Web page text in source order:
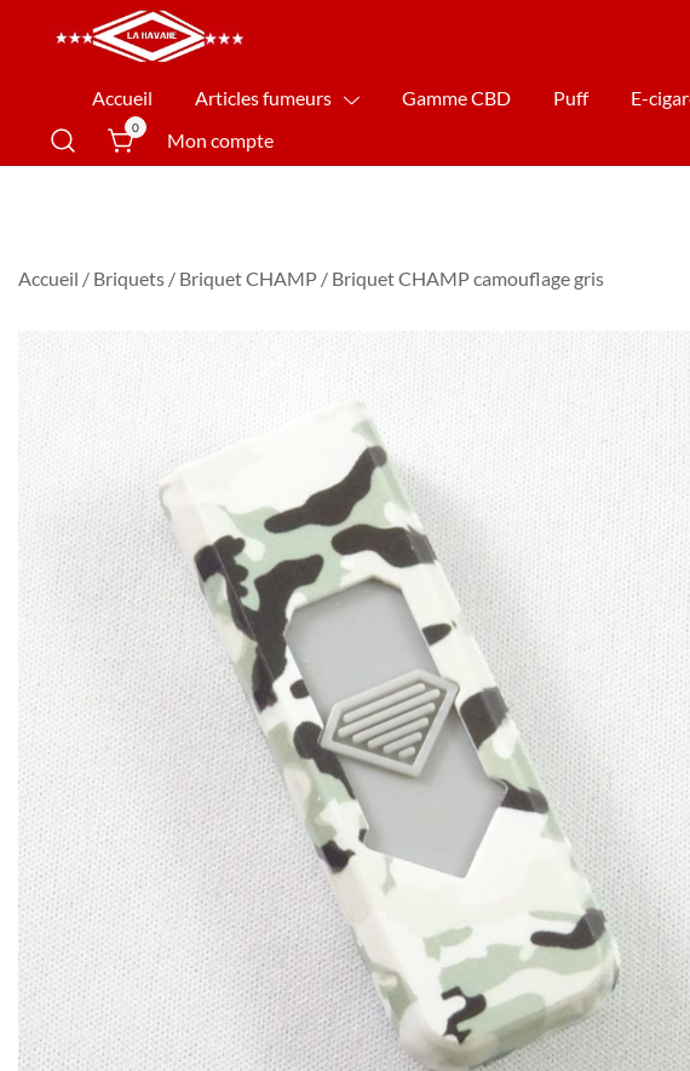
La Havane Nîmes
Accueil Articles fumeurs Gamme CBD Puff E-
0
Mon compte
Accueil / Briquets / Briquet CHAMP / Briquet CHAMP camouflage gris